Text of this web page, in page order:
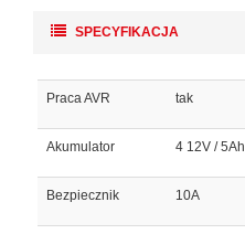
SPECYFIKACJA
Praca AVR tak
Akumulator 4 12V / 5Ah
Bezpiecznik 10A